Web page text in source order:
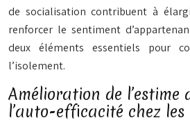
de socialisation contribuent à
renforcer le sentiment
deux éléments essentiels pour
l’isolement.
Amélioration de l’estime
l’auto-efficacité chez